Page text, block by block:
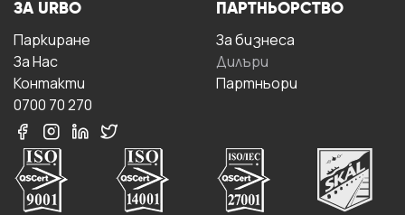
ЗА URBO
Паркиране
За Hас
Контакти
0700 70 270
ПАРТНЬОРСТВО
За бизнесa
Дилъри
Партньори